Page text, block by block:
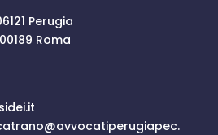
Perugia
Roma
avvocatiperugiapec.